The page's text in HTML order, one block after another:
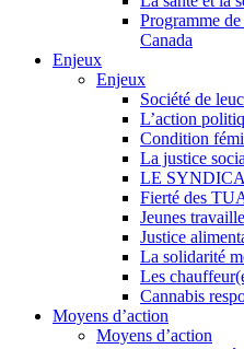
Programme
Canada
Enjeux
Enjeux
Société de
L’action
Condition
La justice
LE
Fierté des
Jeunes
Justice
La solidarité
Les
Cannabis
Moyens d’action
Moyens d’action